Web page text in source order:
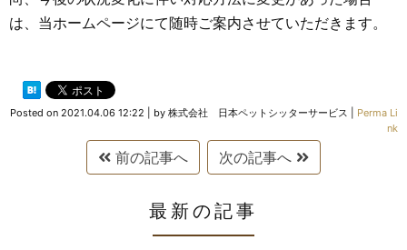
は、当ホームページにて随時ご案内させていただきます。
Posted on 2021.04.06 12:22 by 株式会社 日本ペットシッターサービス
Perma Li
nk
前の記事へ 次の記事へ
最新の記事